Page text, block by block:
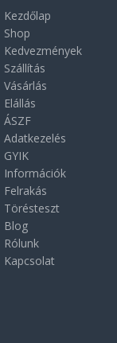
Kezdőlap
Shop
Kedvezmények
Szállítás
Vásárlás
Elállás
ÁSZF
Adatkezelés
GYIK
Információk
Felrakás
Törésteszt
Blog
Rólunk
Kapcsolat